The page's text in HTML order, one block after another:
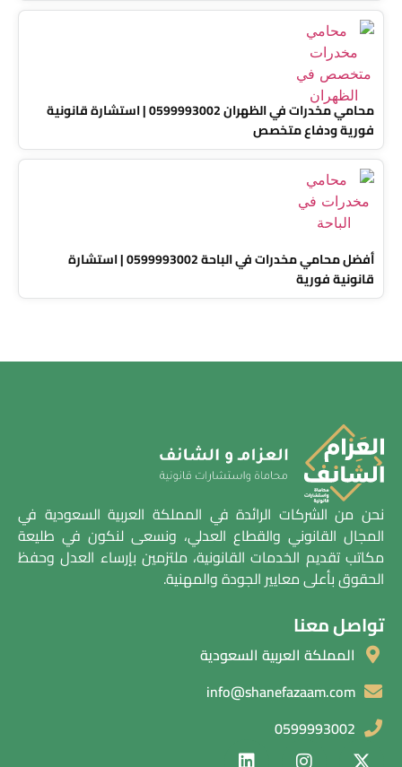
محامي مخدرات في الظهران 0599993002 | استشارة قانونية
فورية ودفاع متخصص
أفضل محامي مخدرات في الباحة 0599993002 | استشارة
قانونية فورية
نحن من الشركات الرائدة في المملكة العربية السعودية في
المجال القانوني والقطاع العدلي، ونسعى لنكون في طليعة
مكاتب تقديم الخدمات القانونية، ملتزمين بإرساء العدل وحفظ
الحقوق بأعلى معايير الجودة والمهنية.
تواصل معنا
المملكة العربية السعودية
info@shanefazaam.com
0599993002